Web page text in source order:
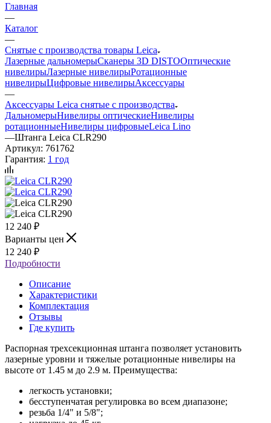
Главная
—
Каталог
—
Снятые с производства товары Leica
Лазерные дальномерыСканеры 3D DISTOОптические
нивелирыЛазерные нивелирыРотационные
нивелирыЦифровые нивелирыАксессуары
—
Аксессуары Leica снятые с производства
ДальномерыНивелиры оптическиеНивелиры
ротационныеНивелиры цифровыеLeica Lino
—Штанга Leica CLR290
Артикул: 761762
Гарантия: 1 год
12 240 ₽
Варианты цен
12 240 ₽
Подробности
Описание
Характеристики
Комплектация
Отзывы
Где купить
Распорная трехсекционная штанга позволяет установить
лазерные уровни и тяжелые ротационные нивелиры на
высоте от 1.45 м до 2.9 м. Преимущества:
легкость установки;
бесступенчатая регулировка во всем диапазоне;
резьба 1/4" и 5/8";